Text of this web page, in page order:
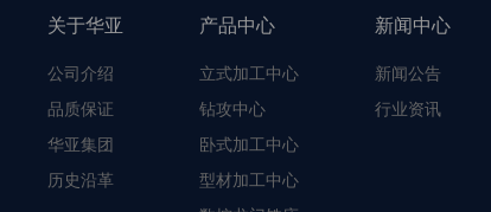
关于华亚
公司介绍
品质保证
华亚集团
历史沿革
产品中心
立式加工中心
钻攻中心
卧式加工中心
型材加工中心
新闻中心
新闻公告
行业资讯